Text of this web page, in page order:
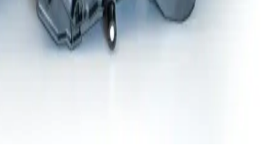
Yazıcı Performansını Etkileyen
Bilgi